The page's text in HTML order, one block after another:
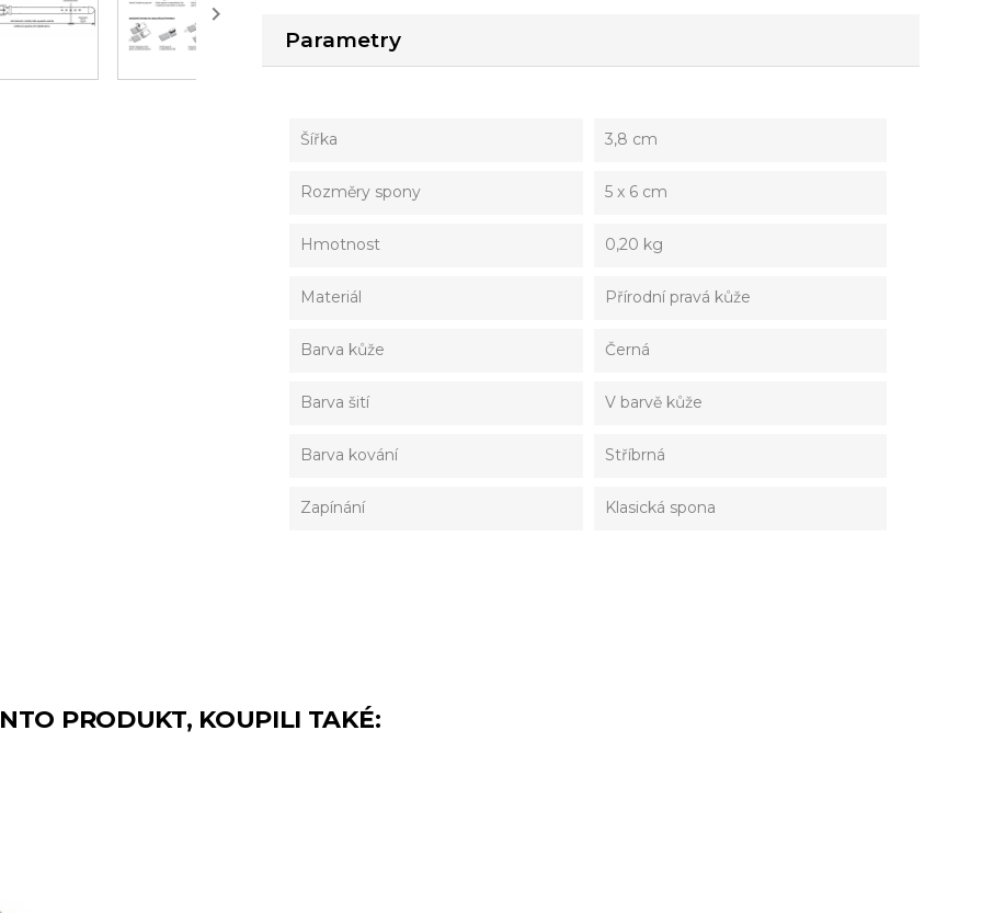

Parametry
Šířka 3,8 cm
Rozměry spony 5 x 6 cm
Hmotnost 0,20 kg
Materiál Přírodní pravá kůže
Barva kůže Černá
Barva šití V barvě kůže
Barva kování Stříbrná
Zapínání Klasická spona
PRODUKT, KOUPILI TAKÉ: